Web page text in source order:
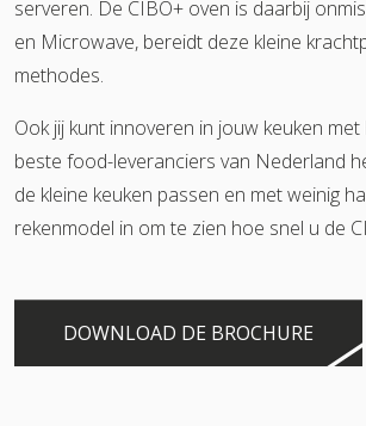
serveren. De CIBO+ oven is daarbij
en Microwave, bereidt deze kleine
methodes.
Ook jij kunt innoveren in jouw keuken
beste food-leveranciers van Nederland
de kleine keuken passen en met weinig
rekenmodel in om te zien hoe snel u de
DOWNLOAD DE BROCHURE